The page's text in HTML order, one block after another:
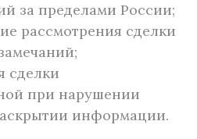
за пределами России;
рассмотрения сделки
сделки
при нарушении
информации.